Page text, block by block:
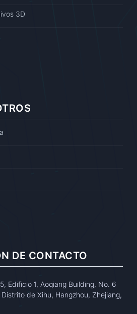
3D
DE CONTACTO
Edificio 1, Aoqiang Building, No. 6
de Xihu, Hangzhou, Zhejiang,